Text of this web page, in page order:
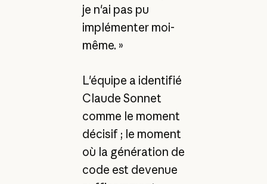
je n'ai pas pu
implémenter moi-
même. »
L'équipe a identifié
Claude Sonnet
comme le moment
décisif ; le moment
où la génération de
code est devenue